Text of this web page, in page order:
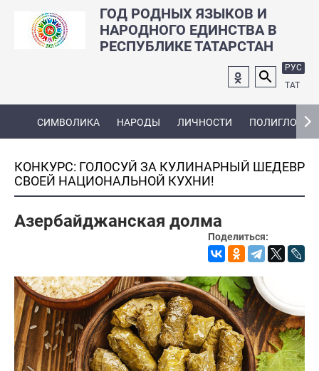
ГОД РОДНЫХ ЯЗЫКОВ И
НАРОДНОГО ЕДИНСТВА В
РЕСПУБЛИКЕ ТАТАРСТАН
РУС
ТАТ
СИМВОЛИКА НАРОДЫ ЛИЧНОСТИ ПОЛИГЛОТ
КОНКУРС: ГОЛОСУЙ ЗА КУЛИНАРНЫЙ ШЕДЕВР
СВОЕЙ НАЦИОНАЛЬНОЙ КУХНИ!
Азербайджанская долма
Поделиться: